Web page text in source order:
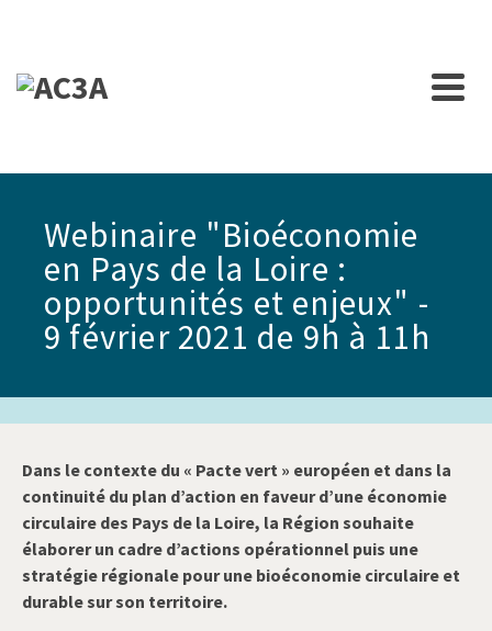
Webinaire "Bioéconomie
en Pays de la Loire :
opportunités et enjeux" -
9 février 2021 de 9h à 11h
Dans le contexte du « Pacte vert » européen et dans la
continuité du plan d’action en faveur d’une économie
circulaire des Pays de la Loire, la Région souhaite
élaborer un cadre d’actions opérationnel puis une
stratégie régionale pour une bioéconomie circulaire et
durable sur son territoire.